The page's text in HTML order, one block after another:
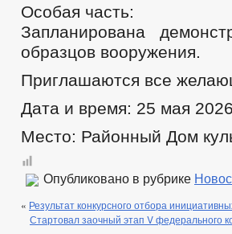
Особая часть:
Запланирована
образцов вооружения.
Приглашаются все
Дата и время: 25 мая
Место: Районный Дом
Опубликовано в рубрике
« Результат конкурсного отбора
Стартовал заочный этап V федерального